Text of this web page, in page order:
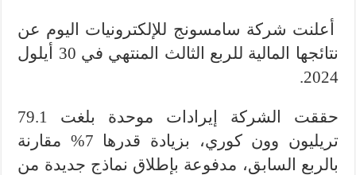
أعلنت شركة سامسونج للإلكترونيات اليوم عن
نتائجها المالية للربع الثالث المنتهي في 30 أيلول
2024.
حققت الشركة إيرادات موحدة بلغت 79.1
تريليون وون كوري، بزيادة قدرها 7% مقارنة
بالربع السابق، مدفوعة بإطلاق نماذج جديدة من